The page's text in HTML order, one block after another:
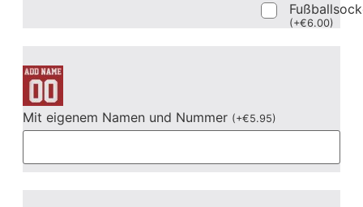
(+€6.00)
Mit eigenem Namen und Nummer (+€5.95)